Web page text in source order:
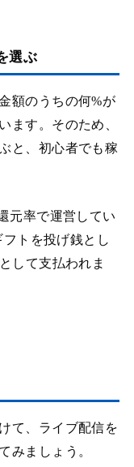
選ぶ
額のうちの何%が
ます。そのため、
と、初心者でも稼
元率で運営してい
トを投げ銭とし
して支払われま
て、ライブ配信を
みましょう。